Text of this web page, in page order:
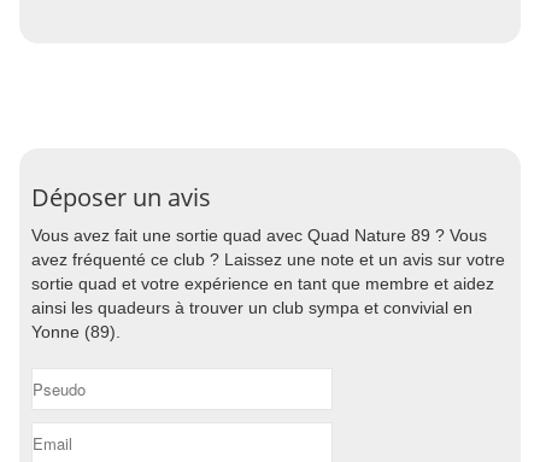
Déposer un avis
Vous avez fait une sortie quad avec Quad Nature 89 ? Vous
avez fréquenté ce club ? Laissez une note et un avis sur votre
sortie quad et votre expérience en tant que membre et aidez
ainsi les quadeurs à trouver un club sympa et convivial en
Yonne (89).